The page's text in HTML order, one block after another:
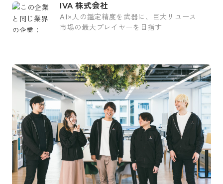
IVA 株式会社
AI×人の鑑定精度を武器に、巨大リユース
市場の最大プレイヤーを目指す